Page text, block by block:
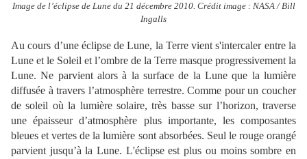
Image de l’éclipse de Lune du 21 décembre 2010. Crédit image : NASA / Bill
Ingalls
Au cours d’une éclipse de Lune, la Terre vient s'intercaler entre la
Lune et le Soleil et l’ombre de la Terre masque progressivement la
Lune. Ne parvient alors à la surface de la Lune que la lumière
diffusée à travers l’atmosphère terrestre. Comme pour un coucher
de soleil où la lumière solaire, très basse sur l’horizon, traverse
une épaisseur d’atmosphère plus importante, les composantes
bleues et vertes de la lumière sont absorbées. Seul le rouge orangé
parvient jusqu’à la Lune. L'éclipse est plus ou moins sombre en